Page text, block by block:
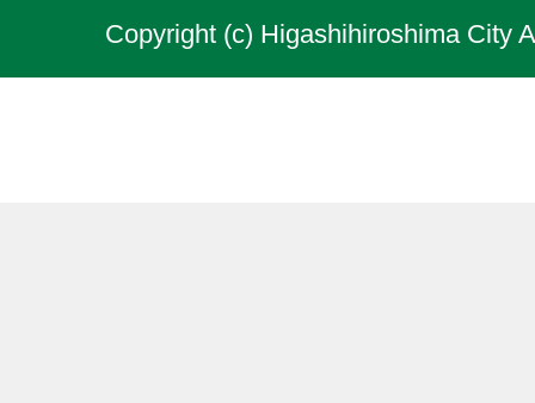
Copyright (c) Higashihiroshima City